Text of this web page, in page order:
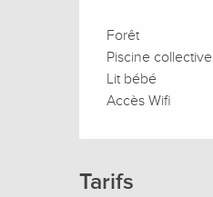
Forêt
Piscine collective
Lit bébé
Accès Wifi
Tarifs